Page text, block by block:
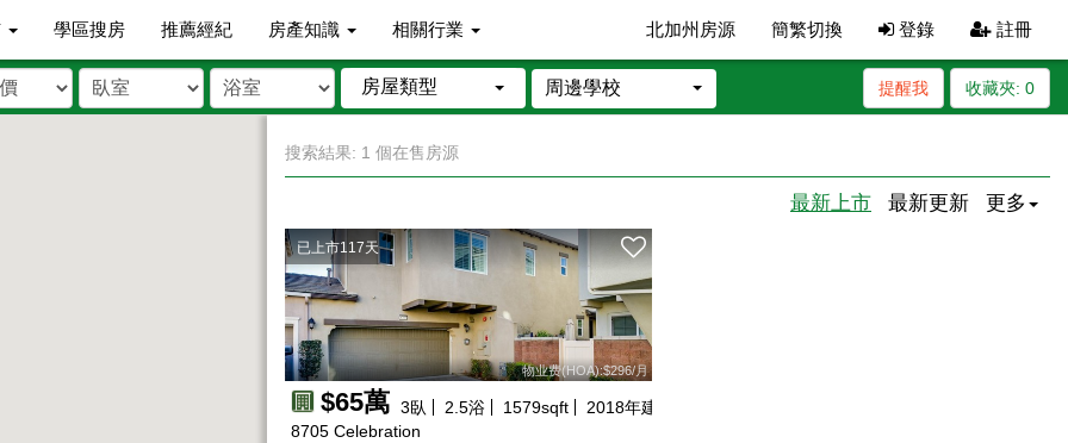
學區搜房 推薦經紀 房產知識 相關行業 北加州房源 簡繁切換 登錄 註冊
房屋類型 周邊學校 收藏夾: 0
提醒我
搜索結果: 1 個在售房源
最新上市 最新更新 更多
已上市117天
物业费(HOA):$296/月
$65萬 3臥 2.5浴 1579sqft 2018年建
8705 Celebration